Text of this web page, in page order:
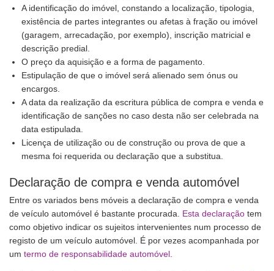
A identificação do imóvel, constando a localização, tipologia,
existência de partes integrantes ou afetas à fração ou imóvel
(garagem, arrecadação, por exemplo), inscrição matricial e
descrição predial.
O preço da aquisição e a forma de pagamento.
Estipulação de que o imóvel será alienado sem ónus ou
encargos.
A data da realização da escritura pública de compra e venda e
identificação de sanções no caso desta não ser celebrada na
data estipulada.
Licença de utilização ou de construção ou prova de que a
mesma foi requerida ou declaração que a substitua.
Declaração de compra e venda automóvel
Entre os variados bens móveis a declaração de compra e venda
de veículo automóvel é bastante procurada. Esta declaração tem
como objetivo indicar os sujeitos intervenientes num processo de
registo de um veículo automóvel. É por vezes acompanhada por
um termo de responsabilidade automóvel